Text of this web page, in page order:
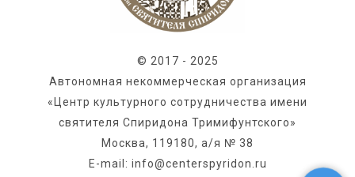
© 2017 - 2025
Автономная некоммерческая организация
«Центр культурного сотрудничества имени
святителя Спиридона Тримифунтского»
Москва, 119180, а/я № 38
E-mail: info@centerspyridon.ru